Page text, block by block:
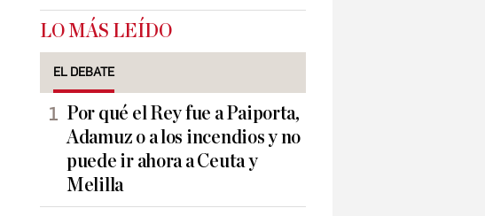
LO MÁS LEÍDO
EL DEBATE
Por qué el Rey fue a Paiporta,
Adamuz o a los incendios y no
puede ir ahora a Ceuta y
Melilla